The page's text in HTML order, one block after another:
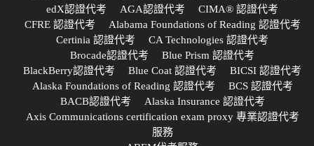
edX認證代考
AGA認證代考
CIMA® 認證代考
CFRE 認證代考
Alabama Foundations of Reading 認證代考
Certinia 認證代考
CA Technologies 認證代考
Brocade認證代考
Blue Prism 認證代考
BlackBerry認證代考
Blue Coat 認證代考
BICSI 認證代考
Alaska Foundations of Reading 認證代考
BCS 認證代考
BACB認證代考
Alaska Insurance 認證代考
Axis Communications certification exam proxy 專業認證代考
服務